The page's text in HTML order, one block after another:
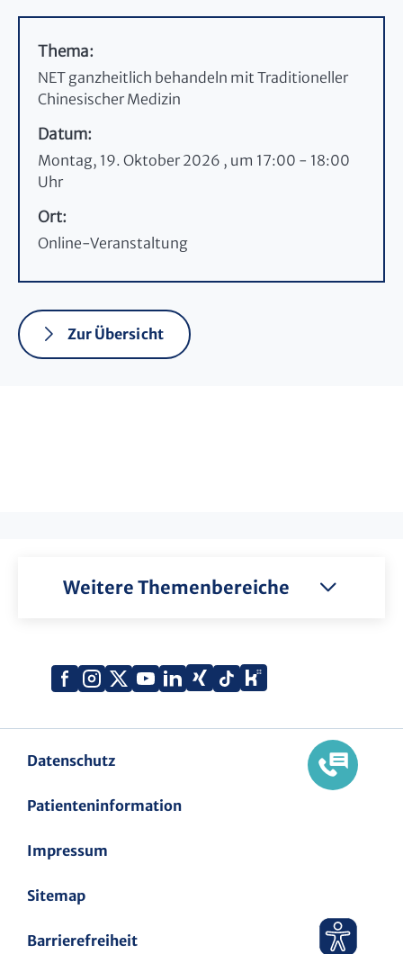
Thema:
NET ganzheitlich behandeln mit Traditioneller
Chinesischer Medizin
Datum:
Montag, 19. Oktober 2026 , um 17:00 - 18:00
Uhr
Ort:
Online-Veranstaltung
Zur Übersicht
Weitere Themenbereiche
Facebook
Instagram
X
YouTube
LinkedIn
Xing TiktokKununu
Datenschutz
Patienteninformation
Impressum
Sitemap
Barrierefreiheit